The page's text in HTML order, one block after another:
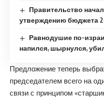
Правительство
утверждению бюджета
Равнодушие по-
напился, шырнулся,
Предложение теперь
председателем всего на
связи с принципом